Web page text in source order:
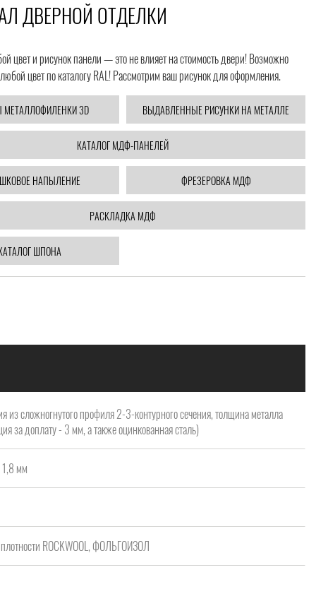
ДВЕРНОЙ ОТДЕЛКИ
цвет и рисунок панели — это не влияет на стоимость двери! Возможно
цвет по каталогу RAL! Рассмотрим ваш рисунок для оформления.
МЕТАЛЛОФИЛЕНКИ 3D ВЫДАВЛЕННЫЕ РИСУНКИ НА МЕТАЛЛЕ
КАТАЛОГ МДФ-ПАНЕЛЕЙ
НАПЫЛЕНИЕ ФРЕЗЕРОВКА МДФ
РАСКЛАДКА МДФ
ШПОНА
из сложногнутого профиля 2-3-контурного сечения, толщина металла
за доплату - 3 мм, а также оцинкованная сталь)
1,8 мм
ROCKWOOL, ФОЛЬГОИЗОЛ